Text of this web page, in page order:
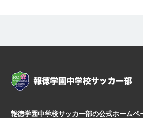
報徳学園中学校サッカー部の公式ホームペ